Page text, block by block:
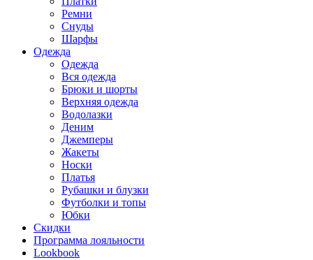
Ремни
Снуды
Шарфы
Одежда
Одежда
Вся одежда
Брюки и шорты
Верхняя одежда
Водолазки
Деним
Джемперы
Жакеты
Носки
Платья
Рубашки и блузки
Футболки и топы
Юбки
Скидки
Программа лояльности
Lookbook